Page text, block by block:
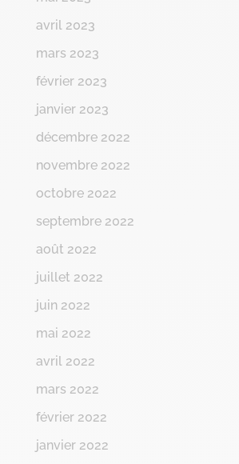
avril 2023
mars 2023
février 2023
janvier 2023
décembre 2022
novembre 2022
octobre 2022
septembre 2022
août 2022
juillet 2022
juin 2022
mai 2022
avril 2022
mars 2022
février 2022
janvier 2022